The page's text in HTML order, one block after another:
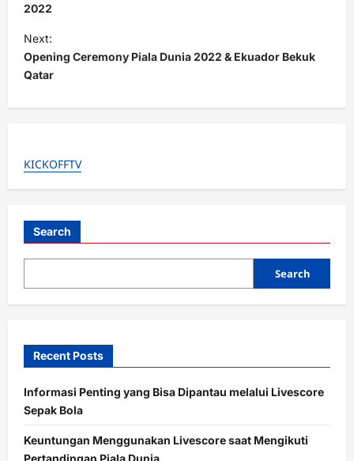
s
t
n
a
v
g
o
2022
Next:
Opening Ceremony Piala Dunia 2022 & Ekuador Bekuk
Qatar
KICKOFFTV
Search
Search
Recent Posts
Informasi Penting yang Bisa Dipantau melalui Livescore
Sepak Bola
Keuntungan Menggunakan Livescore saat Mengikuti